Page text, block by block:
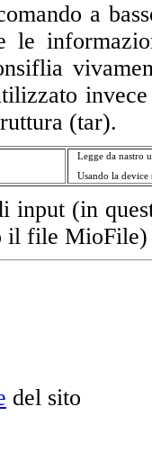
a
le
(tar).
Legge da nastro
Usando la device
(in
il file MioFile)
del sito